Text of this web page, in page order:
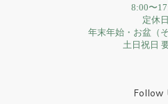
8:00〜
定休日
年末年始・お盆（
土日祝日
Follow